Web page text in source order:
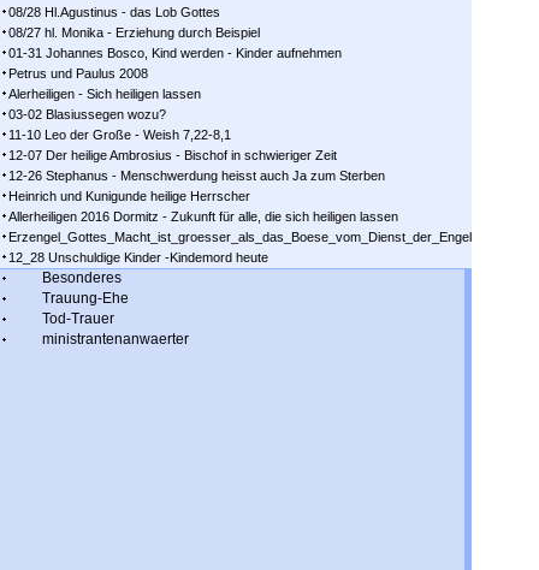
08/28 Hl.Agustinus - das Lob Gottes
08/27 hl. Monika - Erziehung durch Beispiel
01-31 Johannes Bosco, Kind werden - Kinder aufnehmen
Petrus und Paulus 2008
Alerheiligen - Sich heiligen lassen
03-02 Blasiussegen wozu?
11-10 Leo der Große - Weish 7,22-8,1
12-07 Der heilige Ambrosius - Bischof in schwieriger Zeit
12-26 Stephanus - Menschwerdung heisst auch Ja zum Sterben
Heinrich und Kunigunde heilige Herrscher
Allerheiligen 2016 Dormitz - Zukunft für alle, die sich heiligen lassen
Erzengel_Gottes_Macht_ist_groesser_als_das_Boese_vom_Dienst_der_Engel
12_28 Unschuldige Kinder -Kindemord heute
Besonderes
Trauung-Ehe
Tod-Trauer
ministrantenanwaerter